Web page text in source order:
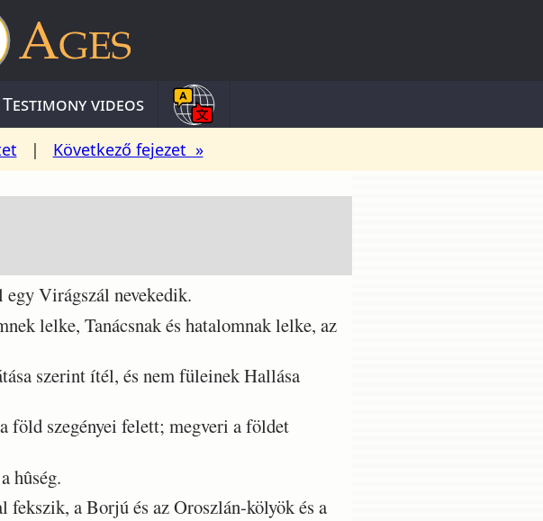
Testimony videos
| Következő fejezet »
Virágszál nevekedik.
lelke, Tanácsnak és hatalomnak lelke, az
szerint ítél, és nem füleinek Hallása
föld szegényei felett; megveri a földet
hûség.
fekszik, a Borjú és az Oroszlán-kölyök és a